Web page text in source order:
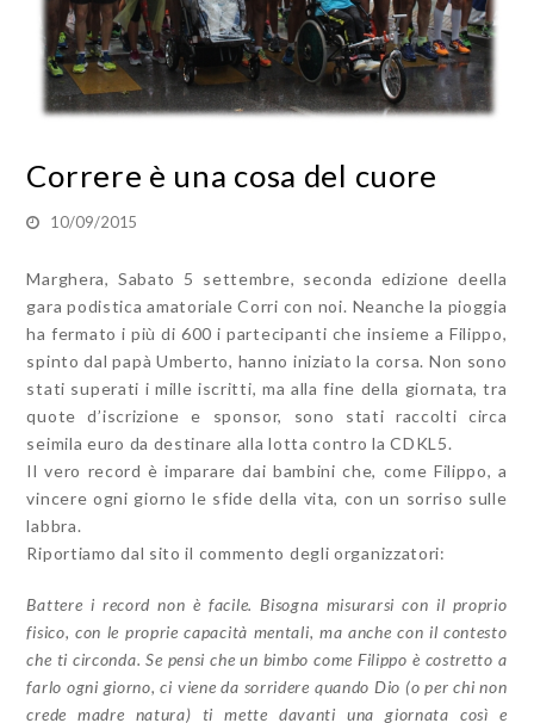
Correre è una cosa del cuore
10/09/2015
Marghera, Sabato 5 settembre, seconda edizione deella
gara podistica amatoriale Corri con noi. Neanche la pioggia
ha fermato i più di 600 i partecipanti che insieme a Filippo,
spinto dal papà Umberto, hanno iniziato la corsa. Non sono
stati superati i mille iscritti, ma alla fine della giornata, tra
quote d’iscrizione e sponsor, sono stati raccolti circa
seimila euro da destinare alla lotta contro la CDKL5.
Il vero record è imparare dai bambini che, come Filippo, a
vincere ogni giorno le sfide della vita, con un sorriso sulle
labbra.
Riportiamo dal sito il commento degli organizzatori:
Battere i record non è facile. Bisogna misurarsi con il proprio
fisico, con le proprie capacità mentali, ma anche con il contesto
che ti circonda. Se pensi che un bimbo come Filippo è costretto a
farlo ogni giorno, ci viene da sorridere quando Dio (o per chi non
crede madre natura) ti mette davanti una giornata così e